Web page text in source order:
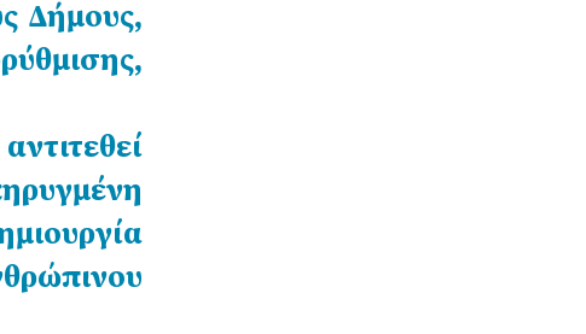
Δήμους,